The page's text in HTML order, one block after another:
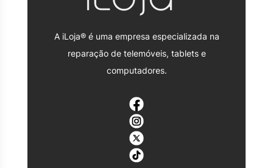
A iLoja® é uma empresa especializada na
reparação de telemóveis, tablets e
computadores.